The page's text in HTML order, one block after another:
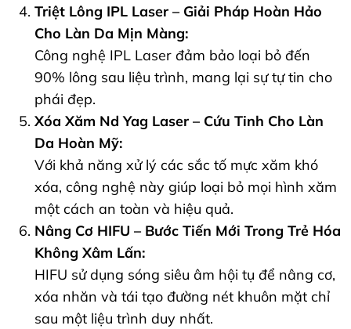
Triệt Lông IPL Laser – Giải Pháp Hoàn Hảo
Cho Làn Da Mịn Màng:
Công nghệ IPL Laser đảm bảo loại bỏ đến
90% lông sau liệu trình, mang lại sự tự tin cho
phái đẹp.
Xóa Xăm Nd Yag Laser – Cứu Tinh Cho Làn
Da Hoàn Mỹ:
Với khả năng xử lý các sắc tố mực xăm khó
xóa, công nghệ này giúp loại bỏ mọi hình xăm
một cách an toàn và hiệu quả.
Nâng Cơ HIFU – Bước Tiến Mới Trong Trẻ Hóa
Không Xâm Lấn:
HIFU sử dụng sóng siêu âm hội tụ để nâng cơ,
xóa nhăn và tái tạo đường nét khuôn mặt chỉ
sau một liệu trình duy nhất.